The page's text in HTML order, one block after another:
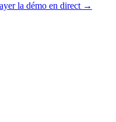
la démo en direct →